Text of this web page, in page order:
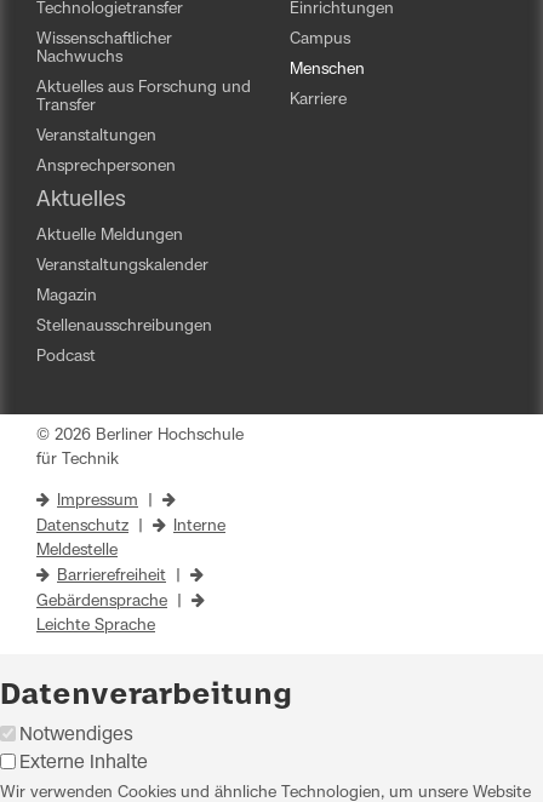
Technologietransfer
Wissenschaftlicher
Nachwuchs
Aktuelles aus Forschung und
Transfer
Veranstaltungen
Ansprechpersonen
Einrichtungen
Campus
Menschen
Karriere
Aktuelles
Aktuelle Meldungen
Veranstaltungskalender
Magazin
Stellenausschreibungen
Podcast
© 2026 Berliner Hochschule
für Technik
Impressum
Datenschutz
Interne
Meldestelle
Barrierefreiheit
Gebärdensprache
Leichte Sprache
Datenverarbeitung
Notwendiges
Externe Inhalte
Wir verwenden Cookies und ähnliche Technologien, um unsere Website